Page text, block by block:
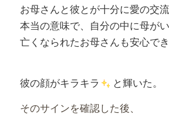
お母さんと彼とが十分に愛の交流
本当の意味で、自分の中に母がい
亡くなられたお母さんも安心でき
彼の顔がキラキラ
と輝いた。
そのサインを確認した後、